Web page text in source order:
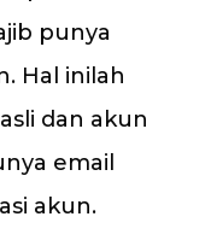
punya
Hal inilah
dan akun
email
akun.